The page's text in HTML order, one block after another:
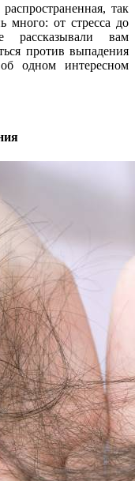
так
много: от стресса до
рассказывали вам
против выпадения
одном интересном